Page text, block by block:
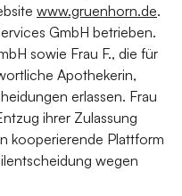
www.gruenhorn.de.
GmbH betrieben.
sowie Frau F., die für
Apothekerin,
erlassen. Frau
ihrer Zulassung
kooperierende Plattform
wegen